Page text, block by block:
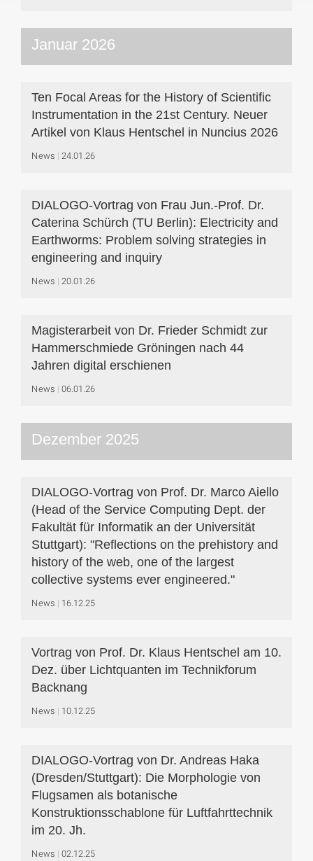
Januar 2026
Ten Focal Areas for the History of Scientific
Instrumentation in the 21st Century. Neuer
Artikel von Klaus Hentschel in Nuncius 2026
News 24.01.26
DIALOGO-Vortrag von Frau Jun.-Prof. Dr.
Caterina Schürch (TU Berlin): Electricity and
Earthworms: Problem solving strategies in
engineering and inquiry
News 20.01.26
Magisterarbeit von Dr. Frieder Schmidt zur
Hammerschmiede Gröningen nach 44
Jahren digital erschienen
News 06.01.26
Dezember 2025
DIALOGO-Vortrag von Prof. Dr. Marco Aiello
(Head of the Service Computing Dept. der
Fakultät für Informatik an der Universität
Stuttgart): "Reflections on the prehistory and
history of the web, one of the largest
collective systems ever engineered."
News 16.12.25
Vortrag von Prof. Dr. Klaus Hentschel am 10.
Dez. über Lichtquanten im Technikforum
Backnang
News 10.12.25
DIALOGO-Vortrag von Dr. Andreas Haka
(Dresden/Stuttgart): Die Morphologie von
Flugsamen als botanische
Konstruktionsschablone für Luftfahrttechnik
im 20. Jh.
News 02.12.25